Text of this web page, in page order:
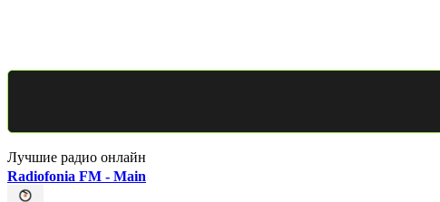
Лучшие радио онлайн
Radiofonia FM - Main